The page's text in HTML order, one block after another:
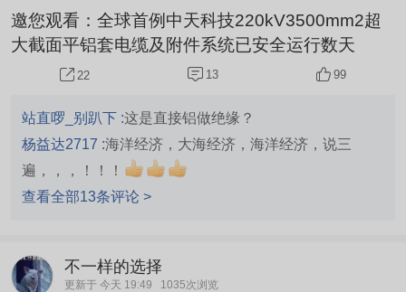
邀您观看：全球首例中天科技220kV3500mm2超
大截面平铝套电缆及附件系统已安全运行数天
22 13 99
站直啰_别趴下 :这是直接铝做绝缘？
杨益达2717 :海洋经济，大海经济，海洋经济，说三
遍，，，！！！
查看全部13条评论 >
不一样的选择
更新于 今天 19:49 1035次浏览